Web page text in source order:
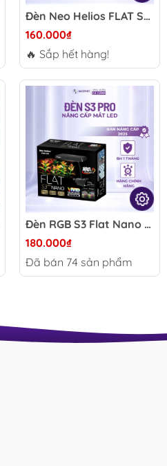
Đèn Neo Helios FLAT S3 Plus 13W - LED RGB 3 in 1, đỏ cá không đỏ nước, tiết kiệm điện năng cho hồ thủy sinh cá cảnh
160.000₫
🔥 Sắp hết hàng!
Đèn RGB S3 Flat Nano Pro 3 in 1 Neo Helios 8W 13W - Đánh màu cá cây, đỏ cá không đỏ nước, đèn thủy sinh nano
180.000₫
Đã bán 74 sản phẩm